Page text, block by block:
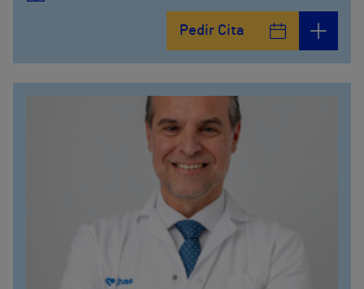
Pedir Cita